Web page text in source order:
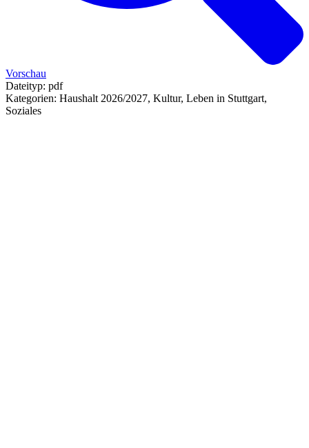
Vorschau
Dateityp: pdf
Kategorien: Haushalt 2026/2027, Kultur, Leben in Stuttgart,
Soziales